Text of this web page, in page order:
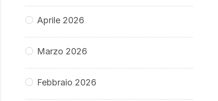
Aprile 2026
Marzo 2026
Febbraio 2026